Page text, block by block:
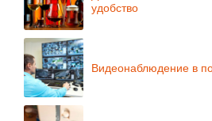
удобство
Видеонаблюдение в